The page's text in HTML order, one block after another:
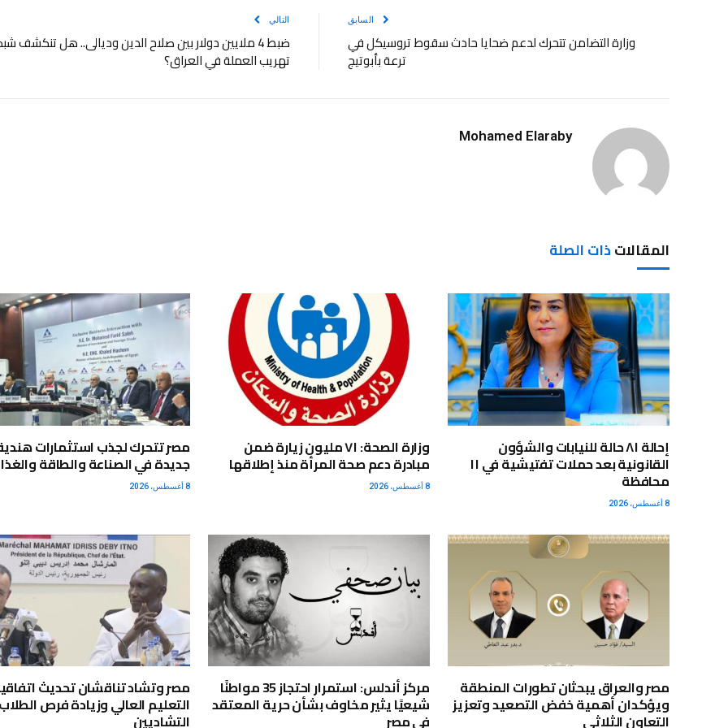
السابق
وزارة التضامن تتحرك لدعم ضحايا حادث سقوط تروسيكل في
ترعة بأبوتيج
التالي
ضبط 4 ملايين دولار بين صلاح الدين وديالى.. هل تنكشف
تهريب العملة في العراق؟
Mohamed Elaraby
المقالاتذات الصلة
إحالة ٨١ حالة للنيابات والشؤون
القانونية بعد حملات تفتيشية في ١١
محافظة
8 أغسطس، 2026
وزارة الصحة: ٧١ مليون زيارة ضمن
مبادرة دعم صحة المرأة منذ إطلاقها
8 أغسطس، 2026
مصر تتحرك لجذب استثمارات
جديدة في الصناعة والطاقة
8 أغسطس، 2026
مصر والعراق يبحثان تطورات المنطقة
ويؤكدان أهمية خفض التصعيد وتعزيز
التعاون الثلاثي
مركز أندلس: استمرار احتجاز 35 مواطنًا
شيعيًا يثير مخاوف بشأن حرية المعتقد
في مصر
مصر وتشاد تناقشان تحديث
التعليم العالي وزيادة فرص
التشاديين